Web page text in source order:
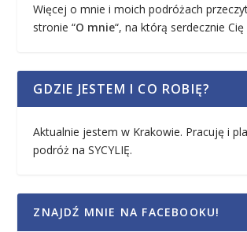
Więcej o mnie i moich podróżach
stronie “O mnie“, na którą serdecznie
GDZIE JESTEM I CO ROBIĘ?
Aktualnie jestem w Krakowie. Pracuję i
podróż na SYCYLIĘ.
ZNAJDŹ MNIE NA FACEBOOKU!